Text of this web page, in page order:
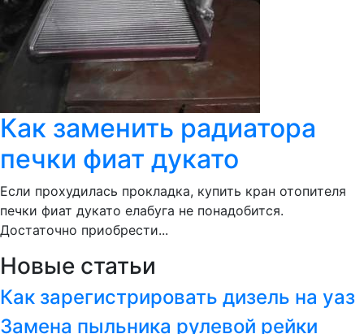
Как заменить радиатора
печки фиат дукато
Если прохудилась прокладка, купить кран отопителя
печки фиат дукато елабуга не понадобится.
Достаточно приобрести...
Новые статьи
Как зарегистрировать дизель на уаз
Замена пыльника рулевой рейки